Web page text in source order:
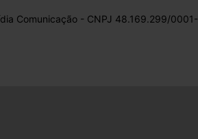
Comunicação - CNPJ 48.169.299/0001-